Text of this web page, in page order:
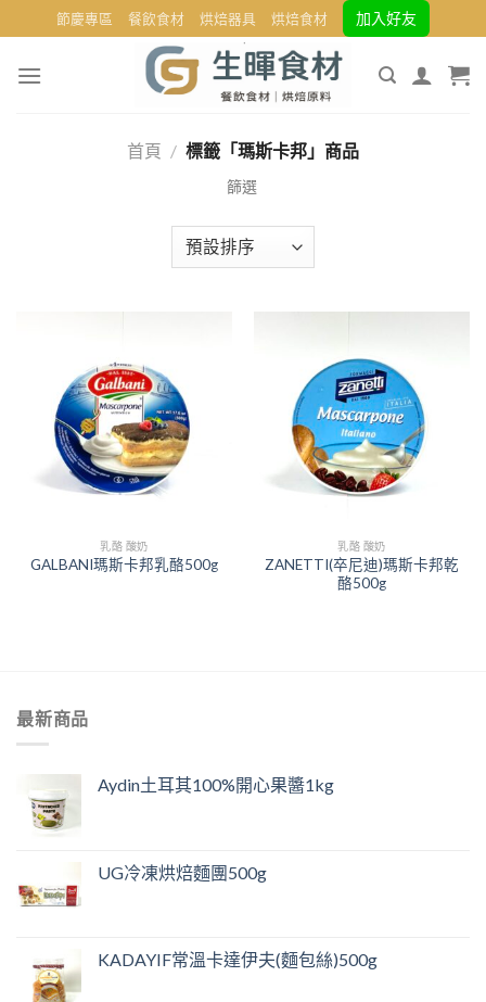
to
content
節慶專區 餐飲食材 烘焙器具 烘焙食材 加入好友
首頁 / 標籤「瑪斯卡邦」商品
乳酪 酸奶
GALBANI瑪斯卡邦乳酪500g
乳酪 酸奶
ZANETTI(卒尼迪)瑪斯卡邦乾
酪500g
最新商品
Aydin土耳其100%開心果醬1kg
UG冷凍烘焙麵團500g
KADAYIF常溫卡達伊夫(麵包絲)500g